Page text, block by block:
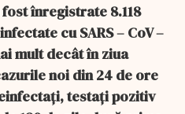
înregistrate 8.118
cu SARS – CoV –
mult decât în ziua
noi din 24 de ore
testați pozitiv